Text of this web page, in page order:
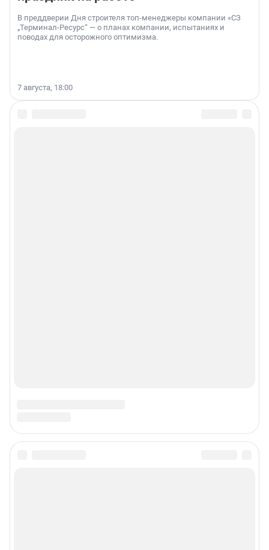
В преддверии Дня строителя топ-менеджеры компании «СЗ
„Терминал-Ресурс“ — о планах компании, испытаниях и
поводах для осторожного оптимизма.
7 августа, 18:00